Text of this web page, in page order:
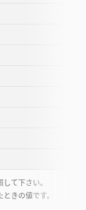
て下さい。
きの値です。